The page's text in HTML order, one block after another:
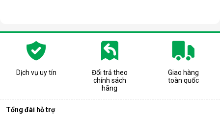
Sản phẩm sử dụng công nghệ sưởi dầu hiện đại bậc nhất hiện
nay. Không giống với công nghệ sưởi sợi đốt hay Halogen,
dầu được đốt nóng, truyền nhiệt qua các thanh nhiệt và tỏa hơi
ấm ra cả phòng. Dầu được đốt trong các ống dẫn kín, đảm
bảo không tạo ra mùi khó chịu như các dòng máy sưởi khác.
trình hoạt động nên người dùng chỉ cần cắm điện và sử dụng
mà không cần phải thay mới dầu trong suốt thời gian sử dụng.
Dịch vụ uy tín
Đổi trả theo
chính sách
hãng
Giao hàng
toàn quốc
Tổng đài hỗ trợ